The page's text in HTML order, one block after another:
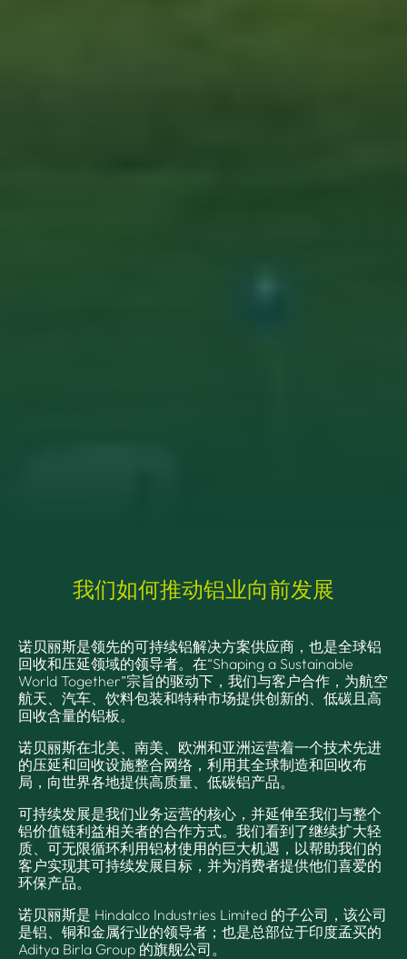
我们如何推动铝业向前发展
诺贝丽斯是领先的可持续铝解决方案供应商，也是全球铝
回收和压延领域的领导者。在“Shaping a Sustainable
World Together”宗旨的驱动下，我们与客户合作，为航空
航天、汽车、饮料包装和特种市场提供创新的、低碳且高
回收含量的铝板。
诺贝丽斯在北美、南美、欧洲和亚洲运营着一个技术先进
的压延和回收设施整合网络，利用其全球制造和回收布
局，向世界各地提供高质量、低碳铝产品。
可持续发展是我们业务运营的核心，并延伸至我们与整个
铝价值链利益相关者的合作方式。我们看到了继续扩大轻
质、可无限循环利用铝材使用的巨大机遇，以帮助我们的
客户实现其可持续发展目标，并为消费者提供他们喜爱的
环保产品。
诺贝丽斯是 Hindalco Industries Limited 的子公司，该公司
是铝、铜和金属行业的领导者；也是总部位于印度孟买的
Aditya Birla Group 的旗舰公司。